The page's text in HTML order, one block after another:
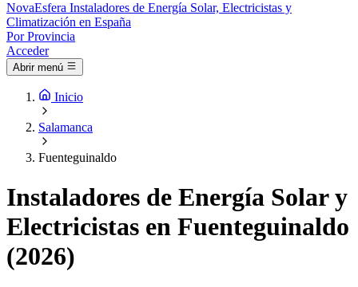
NovaEsfera Instaladores de Energía Solar, Electricistas y
Climatización en España
Por Provincia
Acceder
Abrir menú
Inicio
Salamanca
Fuenteguinaldo
Instaladores de Energía Solar y
Electricistas en Fuenteguinaldo
(2026)